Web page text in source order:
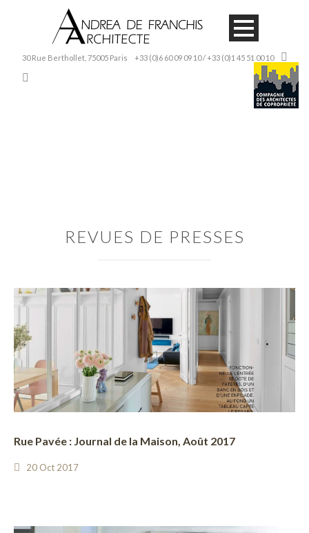
30 Rue Berthollet, 75005 Paris +33 (0)6 60 09 09 10 / +33 (0)1 45 51 00 10
REVUES DE PRESSES
Rue Pavée : Journal de la Maison, Août 2017
20 Oct 2017